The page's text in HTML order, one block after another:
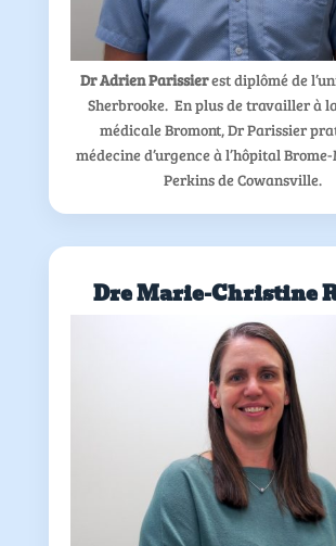
Dr Adrien Parissierest diplômé de
Sherbrooke. En plus de travailler à
médicale Bromont, Dr Parissier
médecine d’urgence à l’hôpital
Perkins de Cowansville.
Dre Marie-Christine